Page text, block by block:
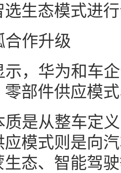
生态模式进
合作升级
示，华为和车
部件供应模
质是从整车定
模式则是向
生态、智能驾